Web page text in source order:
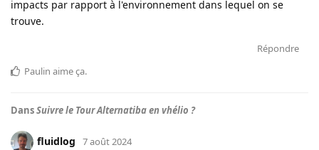
impacts par rapport à l'environnement dans lequel on se
trouve.
Répondre
Paulin aime ça.
DansSuivre le Tour Alternatiba en vhélio ?
fluidlog 7 août 2024